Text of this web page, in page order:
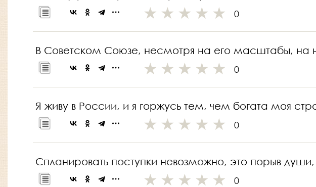
0
В Советском Союзе, несмотря на его масштабы, на
0
Я живу в России, и я горжусь тем, чем богата моя
0
Спланировать поступки невозможно, это порыв души,
0